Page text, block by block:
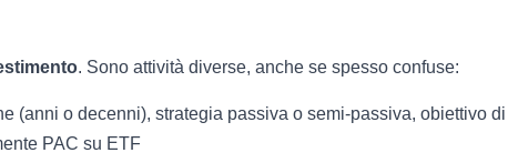
. Sono attività diverse, anche se spesso confuse:
(anni o decenni), strategia passiva o semi-passiva, obiettivo di
PAC su ETF